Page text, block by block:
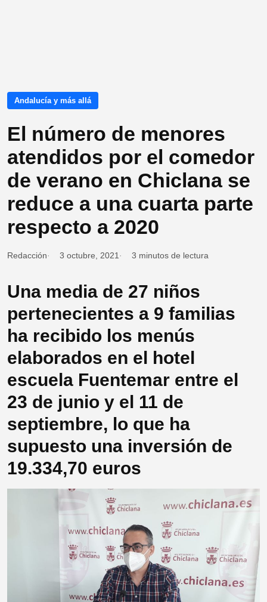
Andalucía y más allá
El número de menores
atendidos por el comedor
de verano en Chiclana se
reduce a una cuarta parte
respecto a 2020
Redacción 3 octubre, 2021 3 minutos de lectura
Una media de 27 niños
pertenecientes a 9 familias
ha recibido los menús
elaborados en el hotel
escuela Fuentemar entre el
23 de junio y el 11 de
septiembre, lo que ha
supuesto una inversión de
19.334,70 euros